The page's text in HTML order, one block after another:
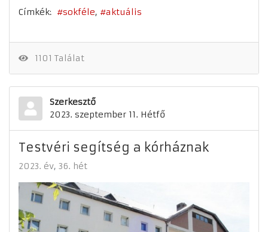
Címkék: sokféle aktuális
1101 Találat
Szerkesztő
2023. szeptember 11. Hétfő
Testvéri segítség a kórháznak
2023. év 36. hét